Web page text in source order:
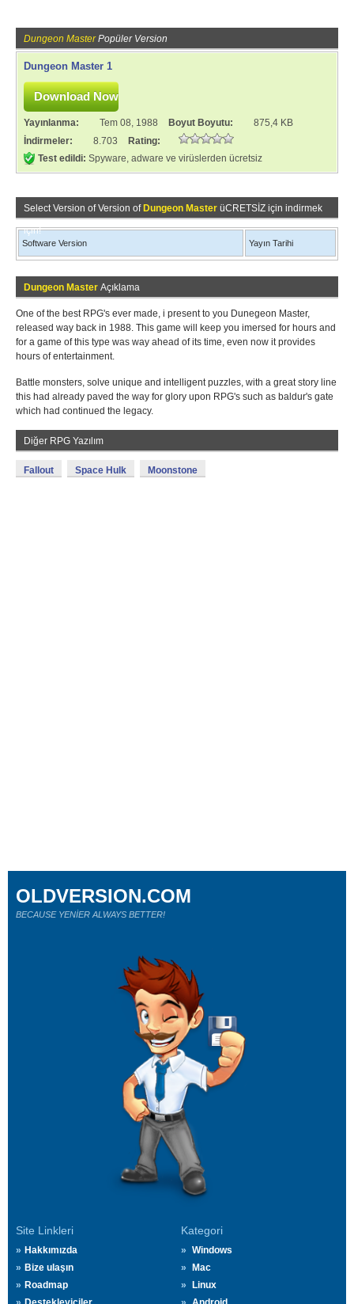
Dungeon MasterPopüler Version
Dungeon Master 1
Yayınlanma: Tem 08, 1988 Boyut Boyutu:
875,4 KB
İndirmeler:
8.703
Rating:
Test edildi: Spyware, adware ve virüslerden ücretsiz
Select Version of Version of Dungeon Master üCRETSİZ için indirmek
için!
Software Version Yayın Tarihi
Dungeon Master Açıklama
One of the best RPG's ever made, i present to you Dunegeon Master,
released way back in 1988. This game will keep you imersed for hours and
for a game of this type was way ahead of its time, even now it provides
hours of entertainment.
Battle monsters, solve unique and intelligent puzzles, with a great story line
this had already paved the way for glory upon RPG's such as baldur's gate
which had continued the legacy.
Diğer RPG Yazılım
Fallout Space Hulk Moonstone
Site Linkleri
Hakkımızda
Bize ulaşın
Roadmap
Kategori
Windows
Mac
Linux
OLDVERSION.COM
BECAUSE YENİER ALWAYS BETTER!